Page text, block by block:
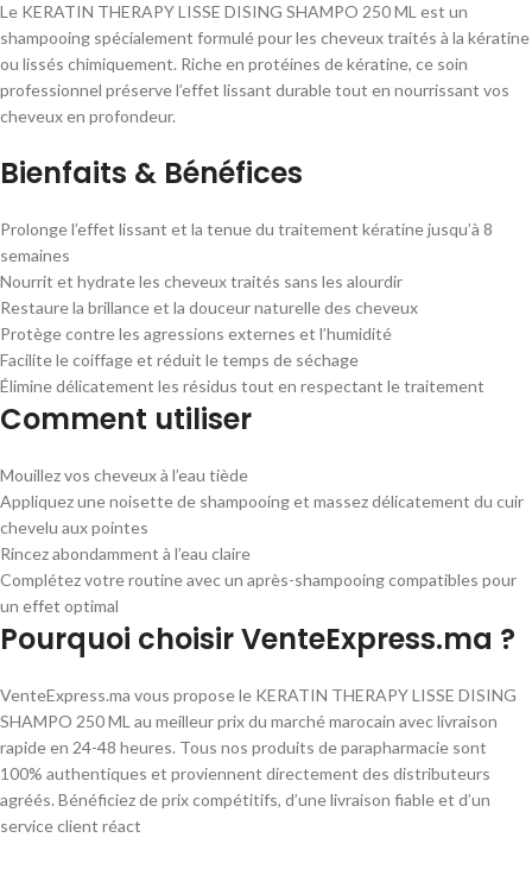
Le KERATIN THERAPY LISSE DISING SHAMPO 250 ML est un
shampooing spécialement formulé pour les cheveux traités à la kératine
ou lissés chimiquement. Riche en protéines de kératine, ce soin
professionnel préserve l’effet lissant durable tout en nourrissant vos
cheveux en profondeur.
Bienfaits & Bénéfices
Prolonge l’effet lissant et la tenue du traitement kératine jusqu’à 8
semaines
Nourrit et hydrate les cheveux traités sans les alourdir
Restaure la brillance et la douceur naturelle des cheveux
Protège contre les agressions externes et l’humidité
Facilite le coiffage et réduit le temps de séchage
Élimine délicatement les résidus tout en respectant le traitement
Comment utiliser
Mouillez vos cheveux à l’eau tiède
Appliquez une noisette de shampooing et massez délicatement du cuir
chevelu aux pointes
Rincez abondamment à l’eau claire
Complétez votre routine avec un après-shampooing compatibles pour
un effet optimal
Pourquoi choisir VenteExpress.ma ?
VenteExpress.ma vous propose le KERATIN THERAPY LISSE DISING
SHAMPO 250 ML au meilleur prix du marché marocain avec livraison
rapide en 24-48 heures. Tous nos produits de parapharmacie sont
100% authentiques et proviennent directement des distributeurs
agréés. Bénéficiez de prix compétitifs, d’une livraison fiable et d’un
service client réact